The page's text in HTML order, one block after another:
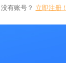
没有账号？ 立即注册！